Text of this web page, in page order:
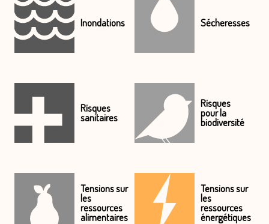
Inondations Sécheresses
Risques
sanitaires
Risques
pour la
biodiversité
Tensions sur
les
ressources
alimentaires
Tensions sur
les
ressources
énergétiques